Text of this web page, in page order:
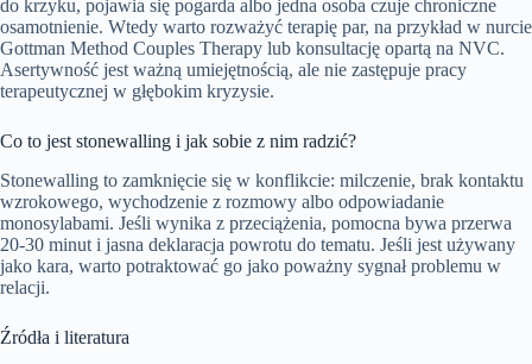
do krzyku, pojawia się pogarda albo jedna osoba czuje chroniczne
osamotnienie. Wtedy warto rozważyć terapię par, na przykład w nurcie
Gottman Method Couples Therapy lub konsultację opartą na NVC.
Asertywność jest ważną umiejętnością, ale nie zastępuje pracy
terapeutycznej w głębokim kryzysie.
Co to jest stonewalling i jak sobie z nim radzić?
Stonewalling to zamknięcie się w konflikcie: milczenie, brak kontaktu
wzrokowego, wychodzenie z rozmowy albo odpowiadanie
monosylabami. Jeśli wynika z przeciążenia, pomocna bywa przerwa
20-30 minut i jasna deklaracja powrotu do tematu. Jeśli jest używany
jako kara, warto potraktować go jako poważny sygnał problemu w
relacji.
Źródła i literatura